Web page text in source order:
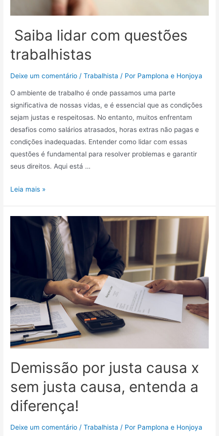
Saiba lidar com questões
trabalhistas
Deixe um comentário /Trabalhista / Por Pamplona e Honjoya
O ambiente de trabalho é onde passamos uma parte
significativa de nossas vidas, e é essencial que as condições
sejam justas e respeitosas. No entanto, muitos enfrentam
desafios como salários atrasados, horas extras não pagas e
condições inadequadas. Entender como lidar com essas
questões é fundamental para resolver problemas e garantir
seus direitos. Aqui está …
Leia mais »
Demissão por justa causa x
sem justa causa, entenda a
diferença!
Deixe um comentário /Trabalhista / Por Pamplona e Honjoya